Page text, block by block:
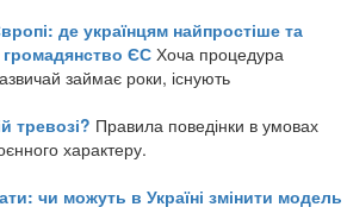
де українцям найпростіше та
ЄС Хоча процедура
займає роки, існують
тревозі? Правила поведінки в умовах
характеру.
чи можуть в Україні змінити модель